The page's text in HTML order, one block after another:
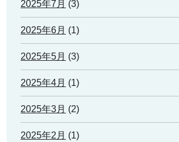
2025年7月 (3)
2025年6月 (1)
2025年5月 (3)
2025年4月 (1)
2025年3月 (2)
2025年2月 (1)